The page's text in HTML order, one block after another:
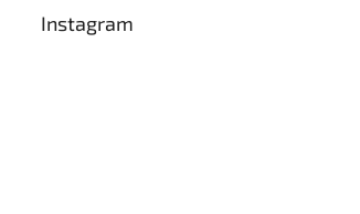
Instagram